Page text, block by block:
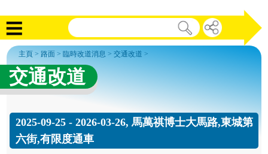
主頁 >路面 > 臨時改道消息 >交通改道 >
交通改道
2025-09-25 - 2026-03-26, 馬萬祺博士大馬路,東城第
六街,有限度通車